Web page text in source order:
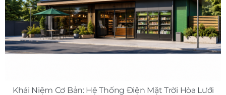
Khái Niệm Cơ Bản: Hệ Thống Điện Mặt Trời Hòa Lưới